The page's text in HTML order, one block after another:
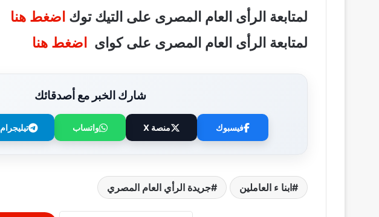
لمتابعة الرأى العام المصرى على التيك توك اضغط هنا
لمتابعة الرأى العام المصرى على كواى
اضغط هنا
شارك الخبر مع أصدقائك
فيسبوك منصة X واتساب تيليجرام
ابنا ء العاملين جريدة الرأي العام المصري
وزارة